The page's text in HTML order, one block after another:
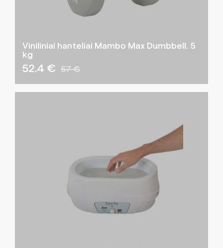
Viniliniai hanteliai Mambo Max Dumbbell. 5
kg
52.4 € 57 €